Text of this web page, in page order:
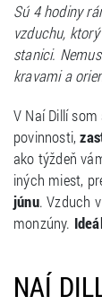
Sú 4 hodiny
vzduchu,
stanici.
kravami a
V Naí Dillí
povinnosti,
ako týždeň
iných miest,
júnu. Vzduch
monzúny.
NAÍ